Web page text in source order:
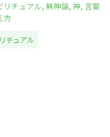
リチュアル, 無神論, 神, 言葉
方
チュアル